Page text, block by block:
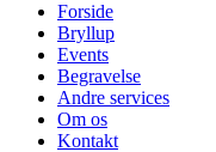
Forside
Bryllup
Events
Begravelse
Andre services
Om os
Kontakt